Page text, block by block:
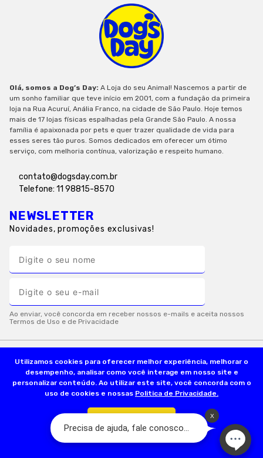
Utilizamos cookies para oferecer melhor experiência, melhorar o
desempenho, analisar como você interage em nosso site e
personalizar conteúdo. Ao utilizar este site, você concorda com o
uso de cookies e nossas Politica de Privacidade.
Olá, somos a Dog’s Day: A Loja do seu Animal! Nascemos a partir de
um sonho familiar que teve início em 2001, com a fundação da primeira
loja na Rua Acuruí, Anália Franco, na cidade de São Paulo. Hoje temos
mais de 17 lojas físicas espalhadas pela Grande São Paulo. A nossa
família é apaixonada por pets e quer trazer qualidade de vida para
esses seres tão puros. Somos dedicados em oferecer um ótimo
serviço, com melhoria contínua, valorização e respeito humano.
contato@dogsday.com.br
Telefone: 11 98815-8570
NEWSLETTER
Novidades, promoções exclusivas!
INSTITUCIONAL
FORMAS DE PAGAMENTO